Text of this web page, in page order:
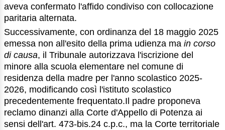
aveva confermato l'affido condiviso con collocazione
paritaria alternata.
Successivamente, con ordinanza del 18 maggio 2025
emessa non all'esito della prima udienza ma in corso
di causa, il Tribunale autorizzava l'iscrizione del
minore alla scuola elementare nel comune di
residenza della madre per l'anno scolastico 2025-
2026, modificando così l'istituto scolastico
precedentemente frequentato.Il padre proponeva
reclamo dinanzi alla Corte d'Appello di Potenza ai
sensi dell'art. 473-bis.24 c.p.c., ma la Corte territoriale